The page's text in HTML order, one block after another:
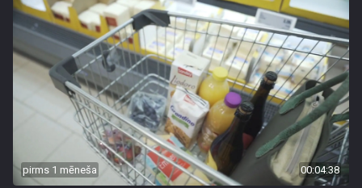
pirms 1 mēneša 00:04:38